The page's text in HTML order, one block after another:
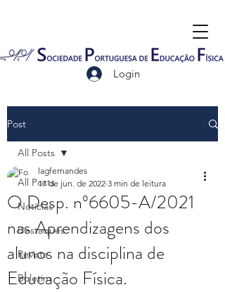
Login
Post
All Posts
Notícias
Destaques
Revista
Boletim
All Posts
O Desp. nº6605-A/2021
nas Aprendizagens dos
alunos na disciplina de
Educação Física.
lagfernandes
17 de jun. de 2022 3 min de leitura